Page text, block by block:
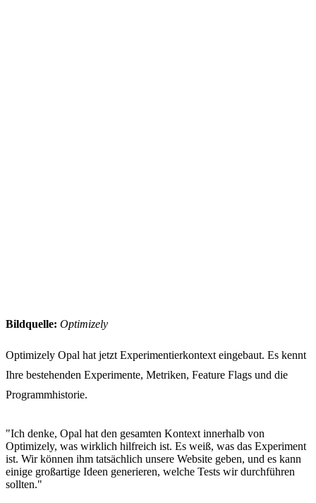
Bildquelle: Optimizely
Optimizely Opal hat jetzt Experimentierkontext eingebaut. Es kennt
Ihre bestehenden Experimente, Metriken, Feature Flags und die
Programmhistorie.
"Ich denke, Opal hat den gesamten Kontext innerhalb von
Optimizely, was wirklich hilfreich ist. Es weiß, was das Experiment
ist. Wir können ihm tatsächlich unsere Website geben, und es kann
einige großartige Ideen generieren, welche Tests wir durchführen
sollten."